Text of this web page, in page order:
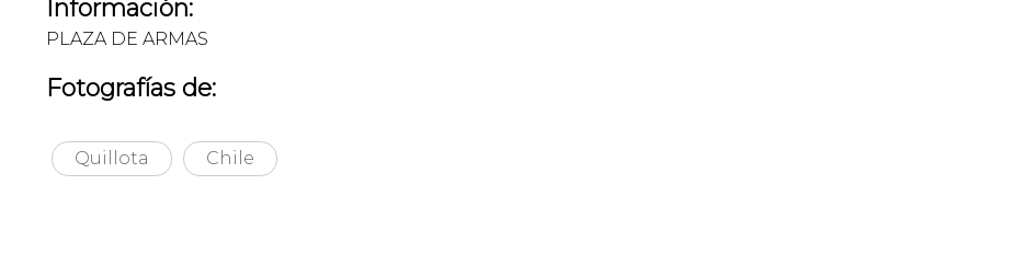
Información:
PLAZA DE ARMAS
Fotografías de:
Quillota Chile